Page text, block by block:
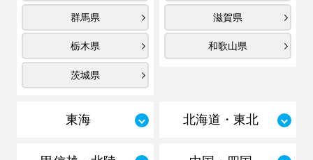
群馬県
栃木県
茨城県
滋賀県
和歌山県
東海 北海道・東北